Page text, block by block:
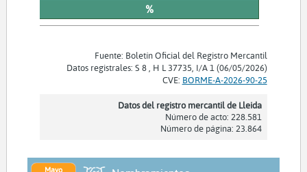
%
Fuente: Boletín Oficial del Registro Mercantil
Datos registrales: S 8 , H L 37735, I/A 1 (06/05/2026)
CVE: BORME-A-2026-90-25
Datos del registro mercantil de Lleida
Número de acto: 228.581
Número de página: 23.864
Mayo